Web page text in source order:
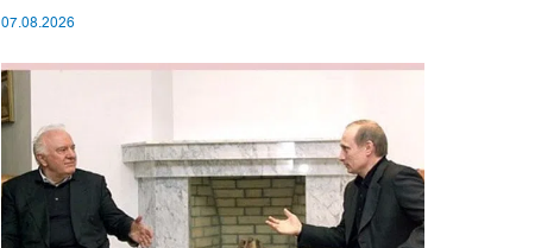
07.08.2026